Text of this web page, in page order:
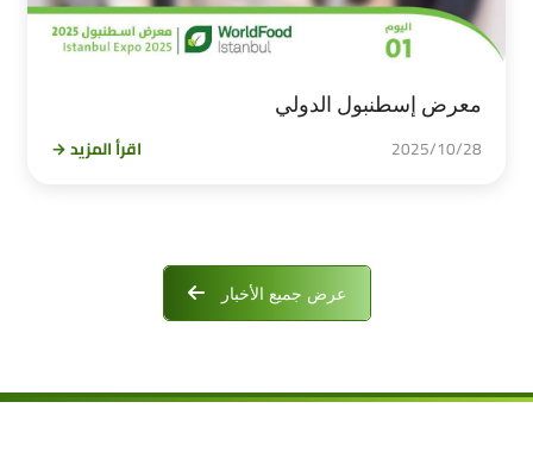
معرض إسطنبول الدولي
2025/10/28 اقرأ المزيد →
عرض جميع الأخبار